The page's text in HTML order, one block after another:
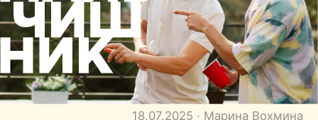
Девичник — это особенный день,
когда невеста вместе с подругами
может насладиться незабываемыми
моментами перед свадьбой. Казань
предлагает множество вариантов для
проведения стильных и элегантных
мероприятий: от частных ужинов